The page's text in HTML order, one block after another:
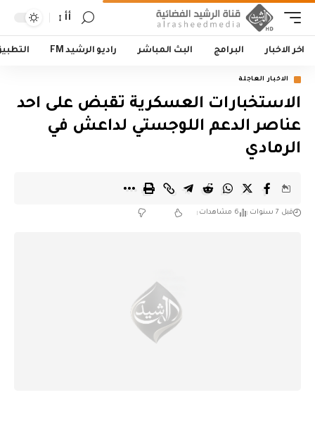
أأ
اخر الاخبار البرامج البث المباشر راديو الرشيد FM
الاخبار العاجلة
الاستخبارات العسكرية تقبض على احد
عناصر الدعم اللوجستي لداعش في
الرمادي
قبل 7 سنوات 6 مشاهدات